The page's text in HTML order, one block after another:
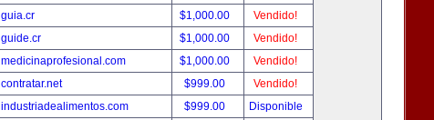
guia.cr
$1,000.00
Vendido!
guide.cr
$1,000.00
Vendido!
medicinaprofesional.com
$1,000.00
Vendido!
contratar.net
$999.00
Vendido!
industriadealimentos.com
$999.00
Disponible